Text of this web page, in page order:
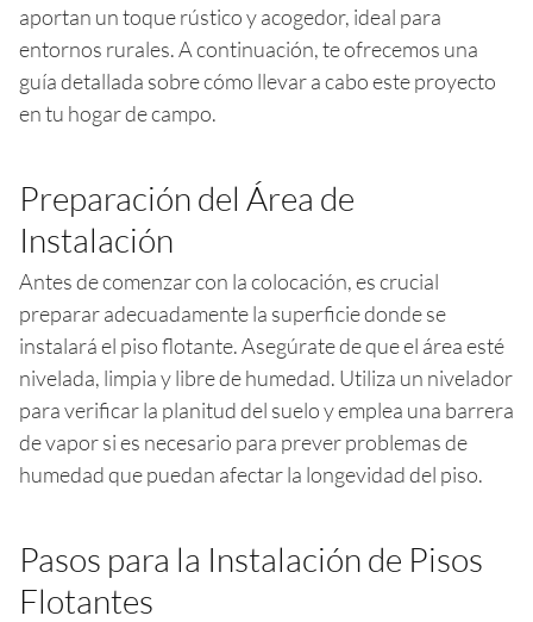
aportan un toque rústico y acogedor, ideal para
entornos rurales. A continuación, te ofrecemos una
guía detallada sobre cómo llevar a cabo este proyecto
en tu hogar de campo.
Preparación del Área de
Instalación
Antes de comenzar con la colocación, es crucial
preparar adecuadamente la superficie donde se
instalará el piso flotante. Asegúrate de que el área esté
nivelada, limpia y libre de humedad. Utiliza un nivelador
para verificar la planitud del suelo y emplea una barrera
de vapor si es necesario para prever problemas de
humedad que puedan afectar la longevidad del piso.
Pasos para la Instalación de Pisos
Flotantes